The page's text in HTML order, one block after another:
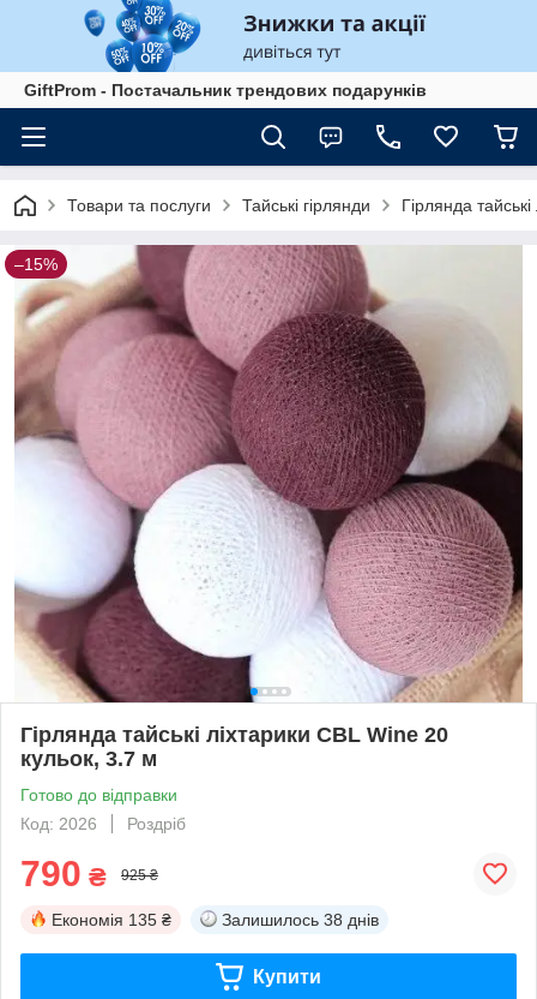
GiftProm - Постачальник трендових подарунків
Товари та послуги Тайські гірлянди Гірлянда
–15%
Гірлянда тайські ліхтарики CBL Wine 20
кульок, 3.7 м
Готово до відправки
Код: 2026
Роздріб
790 ₴ 925 ₴
Економія 135 ₴ Залишилось 38 днів
Купити